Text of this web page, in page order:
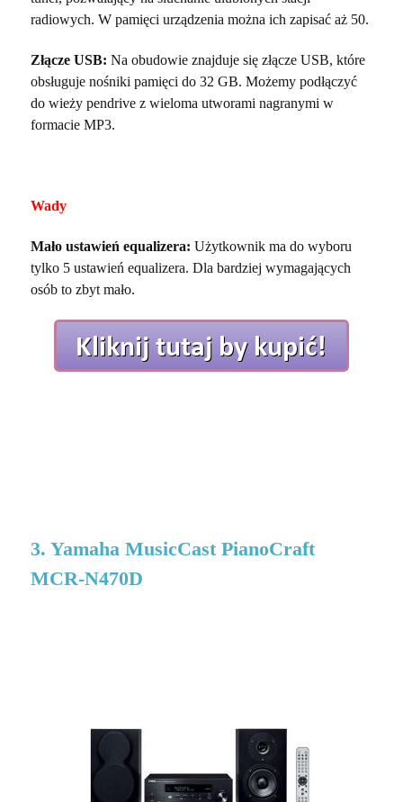
radiowych. W pamięci urządzenia można ich zapisać aż 50.
Złącze USB: Na obudowie znajduje się złącze USB, które
obsługuje nośniki pamięci do 32 GB. Możemy podłączyć
do wieży pendrive z wieloma utworami nagranymi w
formacie MP3.
Wady
Mało ustawień equalizera: Użytkownik ma do wyboru
tylko 5 ustawień equalizera. Dla bardziej wymagających
osób to zbyt mało.
3. Yamaha MusicCast PianoCraft
MCR-N470D